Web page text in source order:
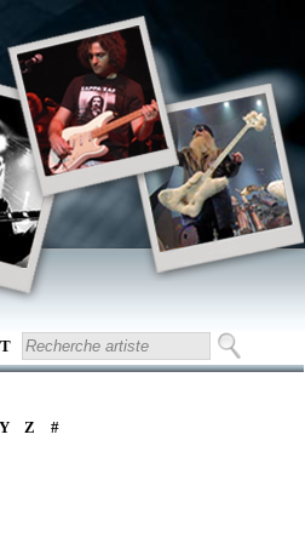
Y Z #